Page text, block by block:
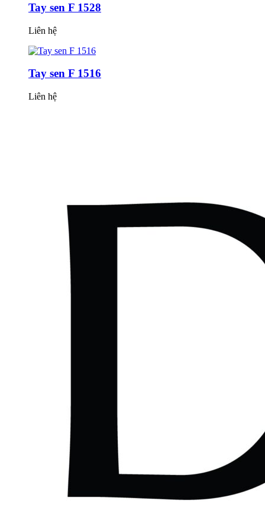
Tay sen F 1528
Liên hệ
Tay sen F 1516
Liên hệ